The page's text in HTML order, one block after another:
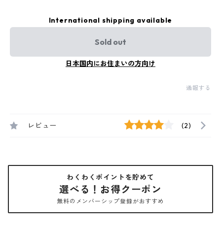
International shipping available
Sold out
日本国内にお住まいの方向け
通報する
レビュー (2)
わくわくポイントを貯めて
選べる！お得クーポン
無料のメンバーシップ登録がおすすめ